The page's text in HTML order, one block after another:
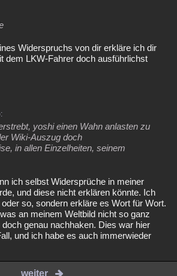
Widerspruchs von dir erkläre ich dir
dem LKW-Fahrer doch ausführlichst
yoshi einen Wahn anlasten zu
Wiki-Auszug doch
in allen Einzelheiten, seinem
ich selbst Widersprüche in meiner
und diese nicht erklären könnte. Ich
so, sondern erkläre es Wort für Wort.
an meinem Weltbild nicht so ganz
genau nachhaken. Dies war hier
und ich habe es auch immerwieder
weiter